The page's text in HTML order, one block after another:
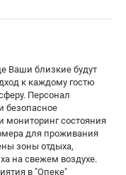
Ваши близкие будут
к каждому гостю
Персонал
безопасное
мониторинг состояния
для проживания
зоны отдыха,
на свежем воздухе.
в "Опеке"